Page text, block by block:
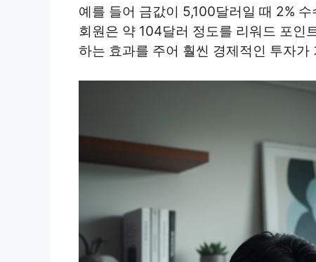
예를 들어 금값이 5,100달러일 때 2%
회원은 약 104달러 정도를 리워드 포인
하는 효과를 주어 훨씬 경제적인 투자가